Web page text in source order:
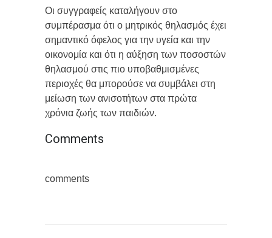
Οι συγγραφείς καταλήγουν στο
συμπέρασμα ότι ο μητρικός θηλασμός έχει
σημαντικό όφελος για την υγεία και την
οικονομία και ότι η αύξηση των ποσοστών
θηλασμού στις πιο υποβαθμισμένες
περιοχές θα μπορούσε να συμβάλει στη
μείωση των ανισοτήτων στα πρώτα
χρόνια ζωής των παιδιών.
Comments
comments